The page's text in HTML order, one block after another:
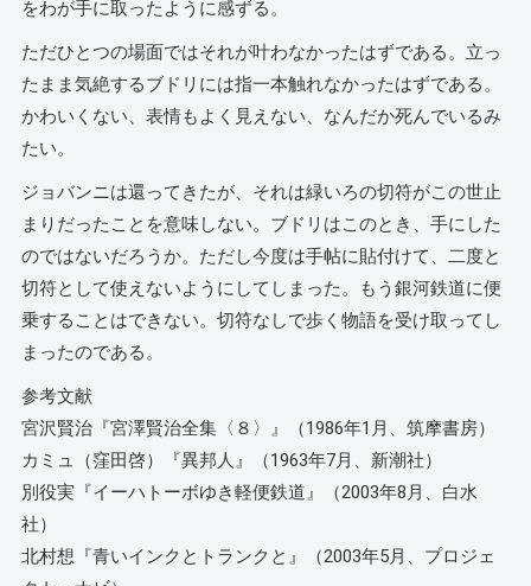
をわが手に取ったように感ずる。
ただひとつの場面ではそれが叶わなかったはずである。立っ
たまま気絶するブドリには指一本触れなかったはずである。
かわいくない、表情もよく見えない、なんだか死んでいるみ
たい。
ジョバンニは還ってきたが、それは緑いろの切符がこの世止
まりだったことを意味しない。ブドリはこのとき、手にした
のではないだろうか。ただし今度は手帖に貼付けて、二度と
切符として使えないようにしてしまった。もう銀河鉄道に便
乗することはできない。切符なしで歩く物語を受け取ってし
まったのである。
参考文献
宮沢賢治『宮澤賢治全集〈８〉』（1986年1月、筑摩書房）
カミュ（窪田啓）『異邦人』（1963年7月、新潮社）
別役実『イーハトーボゆき軽便鉄道』（2003年8月、白水
社）
北村想『青いインクとトランクと』（2003年5月、プロジェ